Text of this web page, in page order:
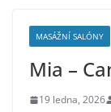
MASÁŽNÍ SALÓNY
Mia –
19 ledna, 2026